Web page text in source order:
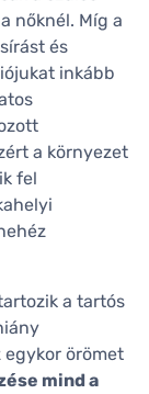
nőknél. Míg a
és
inkább
a környezet
fel
a tartós
egykor örömet
mind a